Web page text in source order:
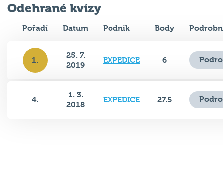
Odehrané kvízy
Pořadí Datum Podnik Body
1.
25. 7.
2019
EXPEDICE 6
4.
1. 3.
2018
EXPEDICE 27.5